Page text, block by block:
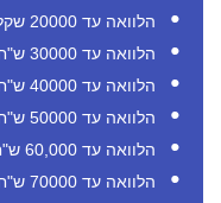
הלוואה עד 20000 שקל
הלוואה עד 30000 ש"ח
הלוואה עד 40000 ש"ח
הלוואה עד 50000 ש"ח
הלוואה עד 60,000 ש"ח
הלוואה עד 70000 ש"ח